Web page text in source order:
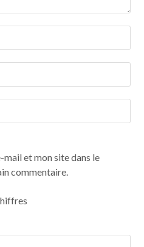
et mon site dans le
commentaire.